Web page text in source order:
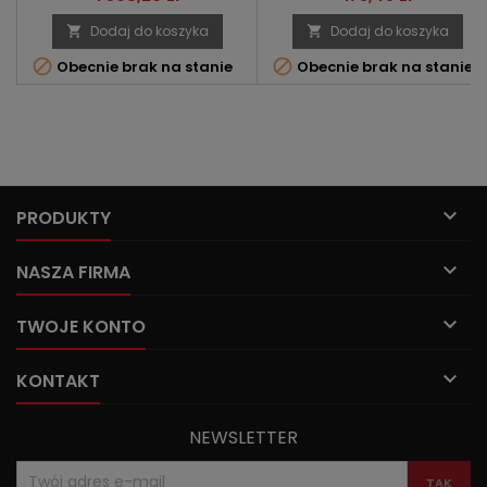
 Dodaj do koszyka
 Obecnie brak na stanie
 Dodaj do koszyka
 Obecnie brak na stanie
PRODUKTY 
NASZA FIRMA 
TWOJE KONTO 
KONTAKT 
NEWSLETTER